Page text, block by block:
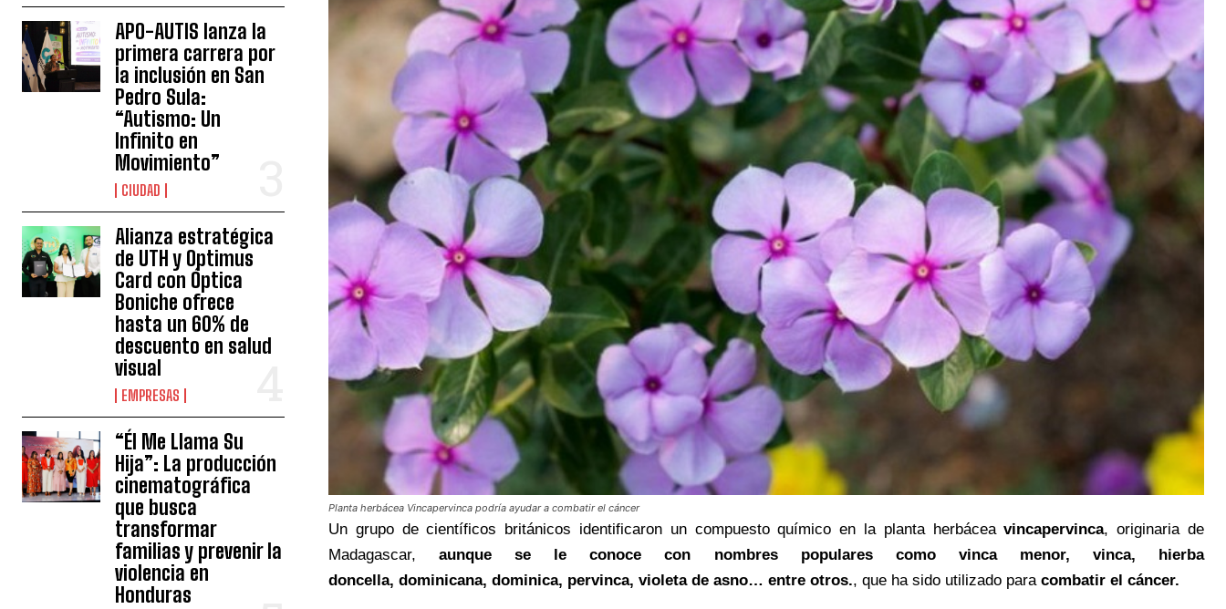
APO-AUTIS lanza la
primera carrera por
la inclusión en San
Pedro Sula:
“Autismo: Un
Infinito en
Movimiento”
CIUDAD
Alianza estratégica
de UTH y Optimus
Card con Óptica
Boniche ofrece
hasta un 60% de
descuento en salud
visual
EMPRESAS
“Él Me Llama Su
Hija”: La producción
cinematográfica
que busca
transformar
familias y prevenir la
violencia en
Honduras
Planta herbácea Vincapervinca podría ayudar a combatir el cáncer
Un grupo de científicos británicos identificaron un compuesto químico en la planta herbáceavincapervinca, originaria de
Madagascar,aunque se le conoce con nombres populares como vinca menor, vinca, hierba
doncella, dominicana, dominica, pervinca, violeta de asno… entre otros., que ha sido utilizado para combatir el cáncer.